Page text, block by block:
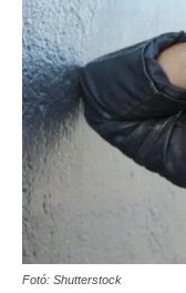
Fotó: Shutterstock